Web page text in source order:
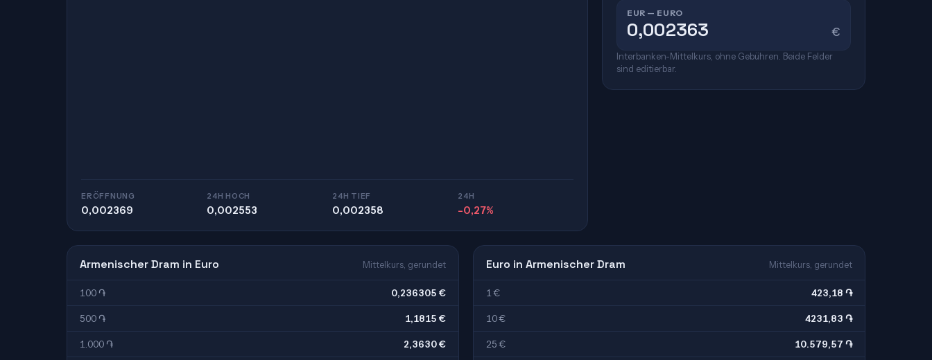
ERÖFFNUNG
0,002369
24H HOCH
0,002553
24H TIEF
0,002358
24H
-0,27%
EUR — EURO
€
Interbanken-Mittelkurs, ohne Gebühren. Beide Felder
sind editierbar.
Armenischer Dram in Euro Mittelkurs, gerundet
100 ֏ 0,236305 €
500 ֏ 1,1815 €
1.000 ֏ 2,3630 €
Euro in Armenischer Dram Mittelkurs, gerundet
1 € 423,18 ֏
10 € 4231,83 ֏
25 € 10.579,57 ֏